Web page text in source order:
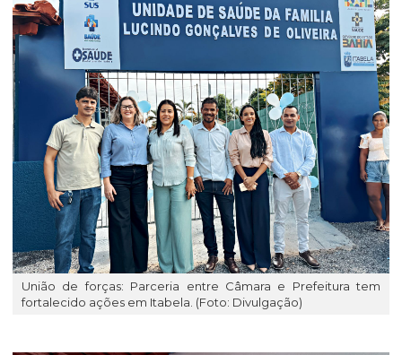
União de forças: Parceria entre Câmara e Prefeitura tem
fortalecido ações em Itabela. (Foto: Divulgação)